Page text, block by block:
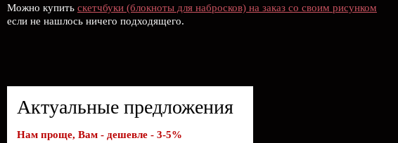
Можно купить скетчбуки (блокноты для набросков) на заказ со своим рисунком
если не нашлось ничего подходящего.
Актуальные предложения
Нам проще, Вам - дешевле - 3-5%